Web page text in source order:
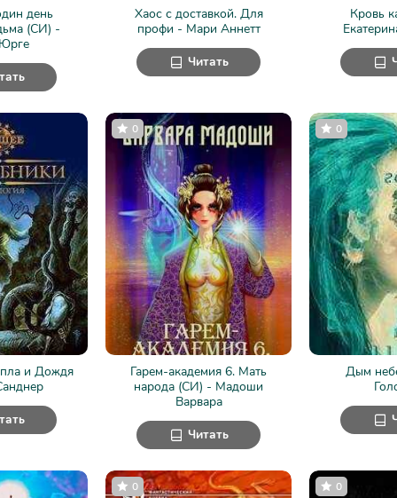
день
(СИ) -
Хаос с доставкой. Для
профи - Мари Аннетт
Читать
Кровь
и Дождя
Гарем-академия 6. Мать
народа (СИ) - Мадоши
Варвара
0
Читать
Дым
0
0 0